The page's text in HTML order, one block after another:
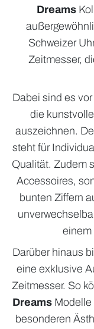
Dreams
Schweizer
Zeitmesser,
Dabei sind es
die
auszeichnen.
steht für
Qualität. Zudem
Accessoires,
bunten Ziffern
einem
Darüber hinaus
eine exklusive
Zeitmesser. So
DreamsModelle
besonderen